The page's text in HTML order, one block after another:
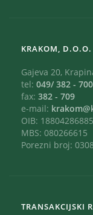
KRAKOM, D.O.O.
Gajeva 20,
tel: 049/ 382 - 700
fax: 382 - 709
e-mail:
OIB: 18804286885
MBS: 080266615
Porezni broj:
TRANSAKCIJSKI